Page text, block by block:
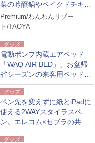
菜の吟醸鍋やベイクドチキ
ン、ショコラ＆栗スイーツも
食べ放題に
Premium/わんわんリゾー
ト/TAOYA
グッズ
電動ポンプ内蔵エアベッド
「WAQ AIR BED」、お盆帰
省シーズンの来客用ベッドに
も。使用後は収納バッグでコ
ンパクトに保管
グッズ
ペン先を変えずに紙とiPadに
使える2WAYスタイラスペ
ン。エレコム×ゼブラの共同
開発
グッズ